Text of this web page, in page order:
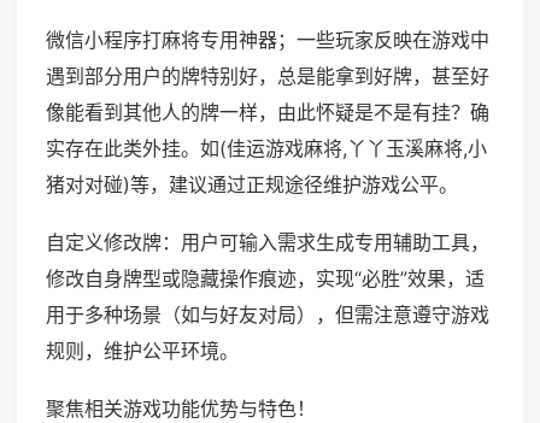
微信小程序打麻将专用神器；一些玩家反映在游戏中
遇到部分用户的牌特别好，总是能拿到好牌，甚至好
像能看到其他人的牌一样，由此怀疑是不是有挂？确
实存在此类外挂。如(佳运游戏麻将,丫丫玉溪麻将,小
猪对对碰)等，建议通过正规途径维护游戏公平。
自定义修改牌：用户可输入需求生成专用辅助工具，
修改自身牌型或隐藏操作痕迹，实现“必胜”效果，适
用于多种场景（如与好友对局），但需注意遵守游戏
规则，维护公平环境。
聚焦相关游戏功能优势与特色！